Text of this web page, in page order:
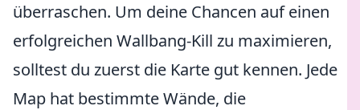
überraschen. Um deine Chancen auf einen
erfolgreichen Wallbang-Kill zu maximieren,
solltest du zuerst die Karte gut kennen. Jede
Map hat bestimmte Wände, die